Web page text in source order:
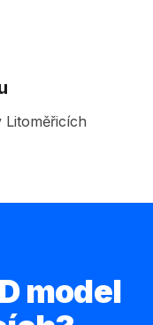
Litoměřicích
model